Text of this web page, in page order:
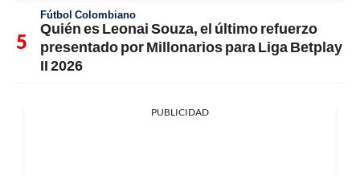
Fútbol Colombiano
Quién es Leonai Souza, el último refuerzo
presentado por Millonarios para Liga Betplay
II 2026
PUBLICIDAD